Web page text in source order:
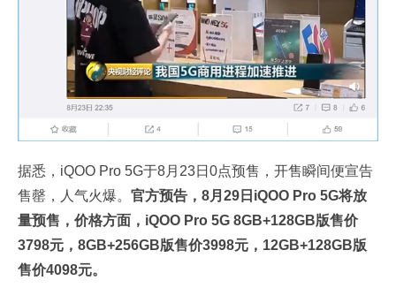
据悉，iQOO Pro 5G于8月23日0点预售，开售瞬间便宣告
售罄，人气火爆。 官方预告，8月29日iQOO Pro 5G将放
量预售，价格方面，iQOO Pro 5G 8GB+128GB版售价
3798元，8GB+256GB版售价3998元，12GB+128GB版
售价4098元。